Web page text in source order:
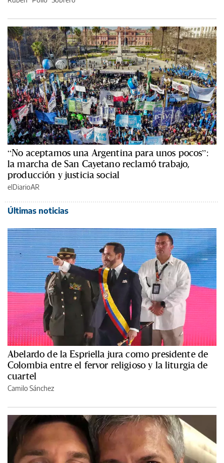
“No aceptamos una Argentina para unos pocos”:
la marcha de San Cayetano reclamó trabajo,
producción y justicia social
elDiarioAR
Últimas noticias
Abelardo de la Espriella jura como presidente de
Colombia entre el fervor religioso y la liturgia de
cuartel
Camilo Sánchez